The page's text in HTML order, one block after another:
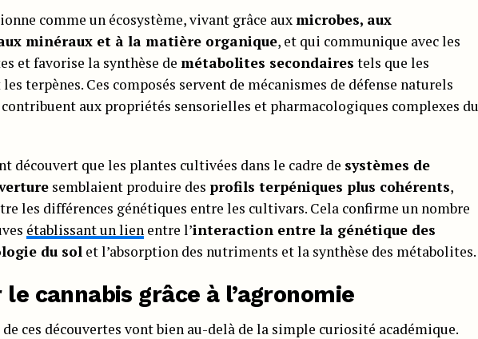
comme un écosystème, vivant grâce aux microbes, aux
minéraux et à la matière organique, et qui communique avec les
et favorise la synthèse de métabolites secondaires tels que les
terpènes. Ces composés servent de mécanismes de défense naturels
aux propriétés sensorielles et pharmacologiques complexes du
découvert que les plantes cultivées dans le cadre de systèmes de
semblaient produire des profils terpéniques plus cohérents,
les différences génétiques entre les cultivars. Cela confirme un nombre
établissant un lien entre l’interaction entre la génétique des
du sol et l’absorption des nutriments et la synthèse des métabolites.
cannabis grâce à l’agronomie
ces découvertes vont bien au-delà de la simple curiosité académique.